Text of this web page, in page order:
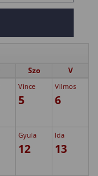
Szo V
Vince
5
Vilmos
6
Gyula
12
Ida
13